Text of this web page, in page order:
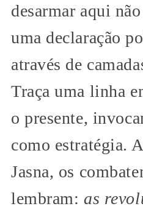
desarmar aqui
uma declaração
através de
Traça uma linha
o presente,
como estratégia.
Jasna, os
lembram:as